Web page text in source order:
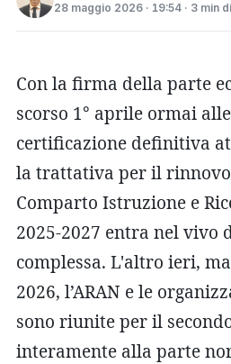
28 maggio 2026 · 19:54 · 3 min
Con la firma della parte
scorso 1° aprile ormai
certificazione definitiva
la trattativa per il rinnovo
Comparto Istruzione e
2025-2027 entra nel vivo
complessa. L'altro ieri,
2026, l’ARAN e le
sono riunite per il
interamente alla parte